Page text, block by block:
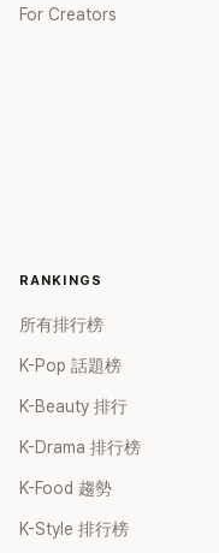
For Creators
RANKINGS
所有排行榜
K-Pop 話題榜
K-Beauty 排行
K-Drama 排行榜
K-Food 趨勢
K-Style 排行榜